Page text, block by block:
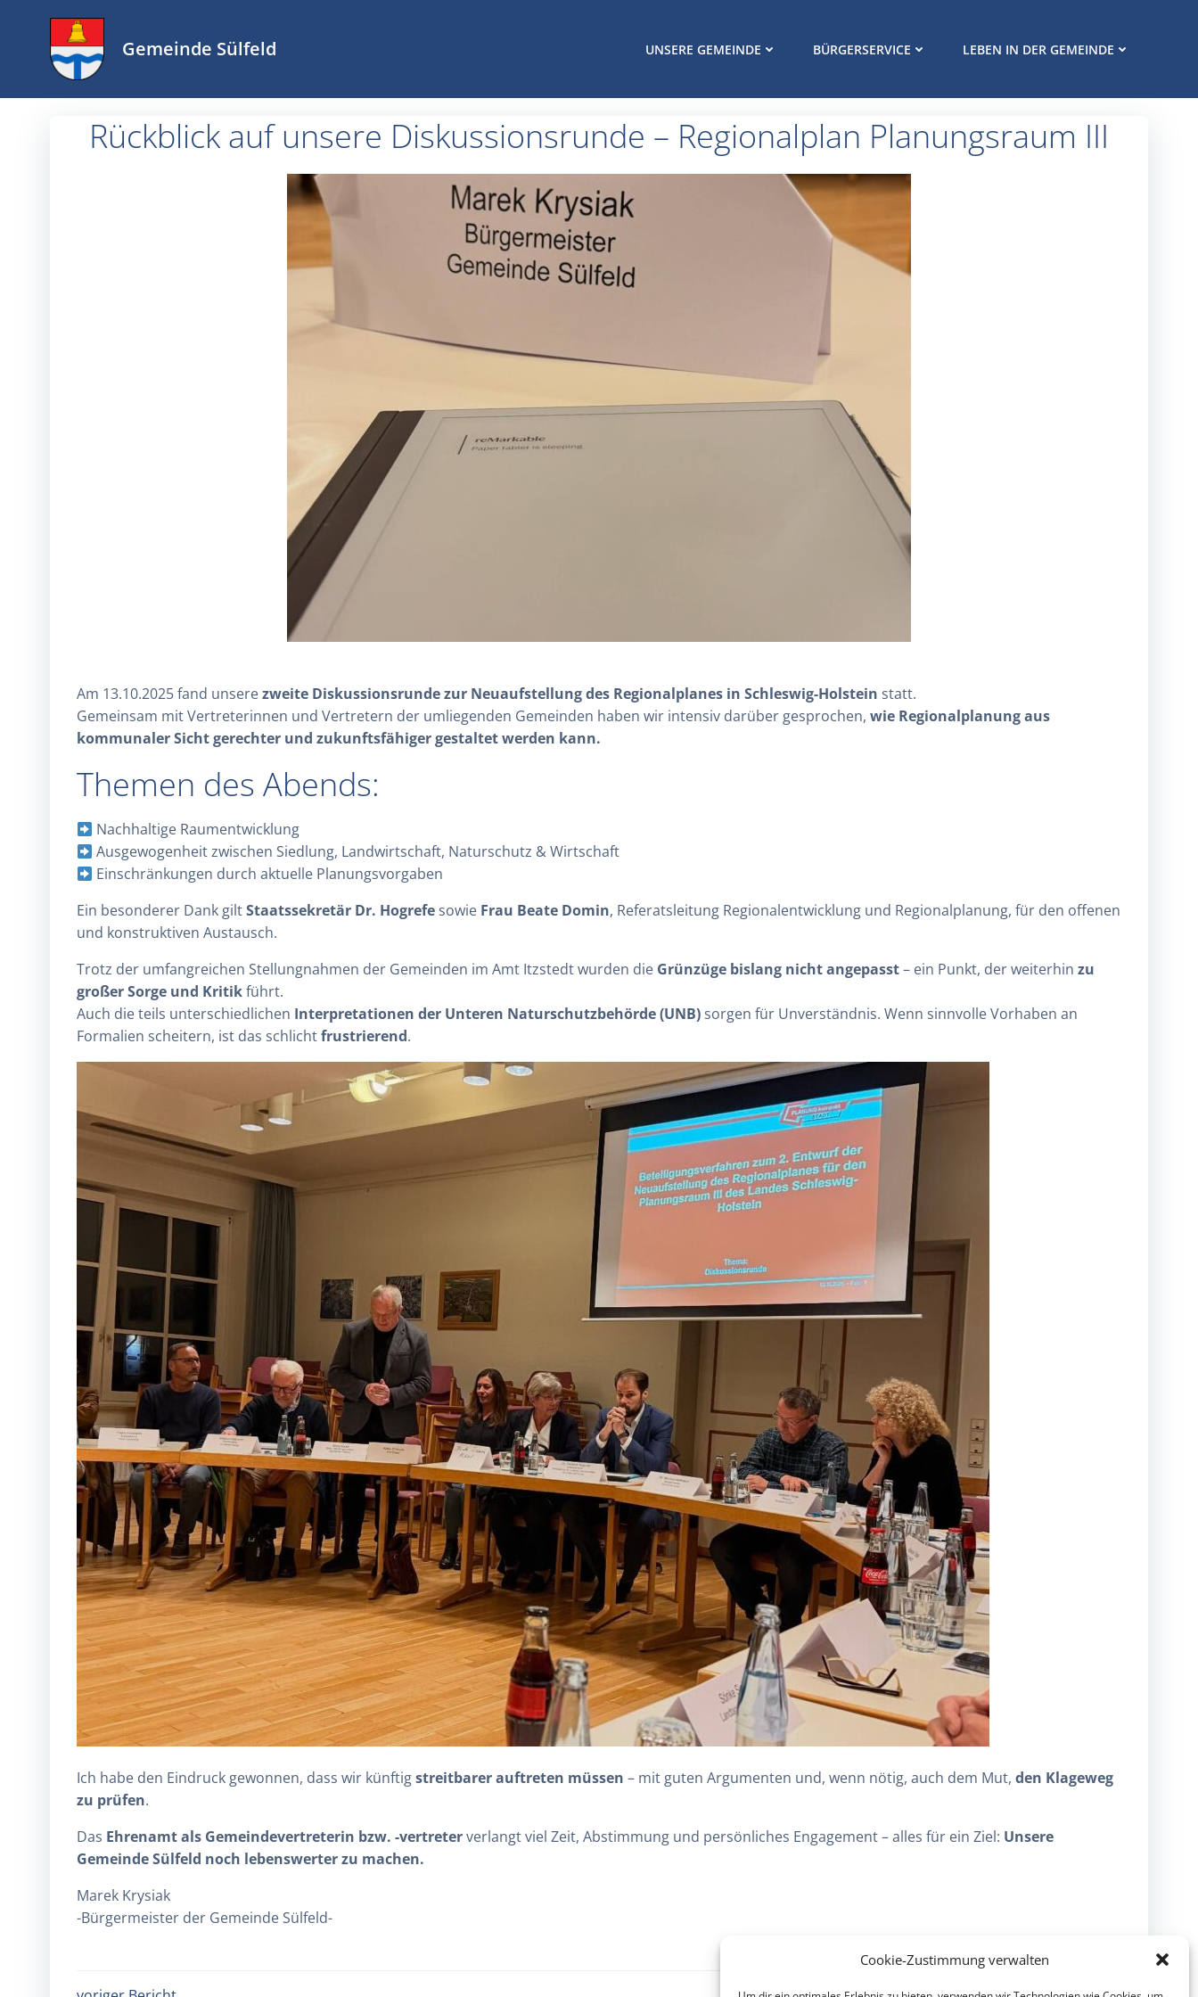
Cookie-Zustimmung verwalten
springen
Gemeinde Sülfeld UNSERE GEMEINDE BÜRGERSERVICE LEBEN IN DER GEMEINDE
Rückblick auf unsere Diskussionsrunde – Regionalplan Planungsraum III
Am 13.10.2025 fand unserezweite Diskussionsrunde zur Neuaufstellung des Regionalplanes in Schleswig-Holstein statt.
Gemeinsam mit Vertreterinnen und Vertretern der umliegenden Gemeinden haben wir intensiv darüber gesprochen, wie Regionalplanung aus
kommunaler Sicht gerechter und zukunftsfähiger gestaltet werden kann.
Themen des Abends:
Nachhaltige Raumentwicklung
Ausgewogenheit zwischen Siedlung, Landwirtschaft, Naturschutz & Wirtschaft
Einschränkungen durch aktuelle Planungsvorgaben
Ein besonderer Dank giltStaatssekretär Dr. Hogrefe sowie Frau Beate Domin, Referatsleitung Regionalentwicklung und Regionalplanung, für den offenen
und konstruktiven Austausch.
Trotz der umfangreichen Stellungnahmen der Gemeinden im Amt Itzstedt wurden die Grünzüge bislang nicht angepasst– ein Punkt, der weiterhin zu
großer Sorge und Kritikführt.
Auch die teils unterschiedlichen Interpretationen der Unteren Naturschutzbehörde (UNB) sorgen für Unverständnis. Wenn sinnvolle Vorhaben an
Formalien scheitern, ist das schlichtfrustrierend.
Ich habe den Eindruck gewonnen, dass wir künftigstreitbarer auftreten müssen – mit guten Argumenten und, wenn nötig, auch dem Mut, den Klageweg
zu prüfen.
Das Ehrenamt als Gemeindevertreterin bzw. -vertreterverlangt viel Zeit, Abstimmung und persönliches Engagement – alles für ein Ziel: Unsere
Gemeinde Sülfeld noch lebenswerter zu machen.
Marek Krysiak
-Bürgermeister der Gemeinde Sülfeld-